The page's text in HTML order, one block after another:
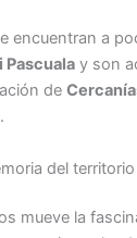
encuentran a
Pascuala y son
de
.
del territorio
mueve la